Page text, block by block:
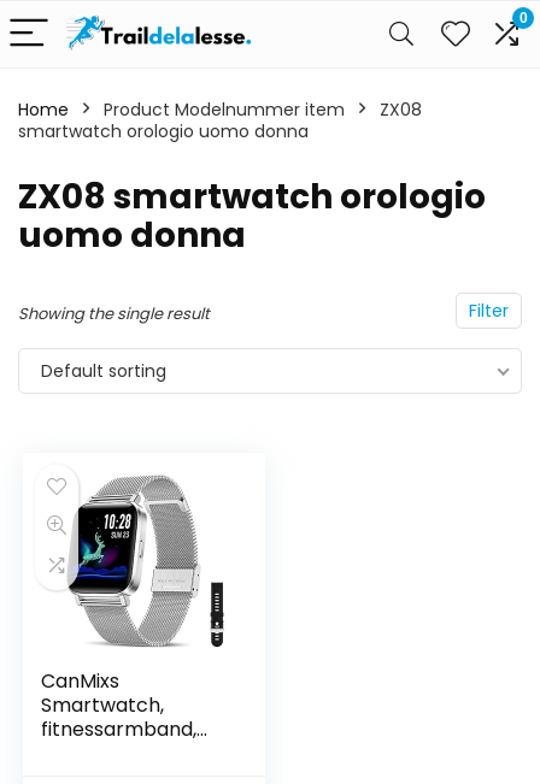
0
Home Product Modelnummer item
ZX08
smartwatch orologio uomo donna
ZX08 smartwatch orologio
uomo donna
Filter
Showing the single result
Default sorting
CanMixs
Smartwatch,
fitnessarmband,